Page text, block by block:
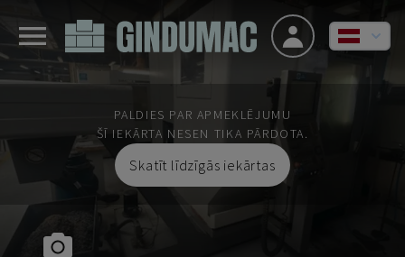
PALDIES PAR APMEKLĒJUMU
ŠĪ IEKĀRTA NESEN TIKA PĀRDOTA.
Skatīt līdzīgās iekārtas